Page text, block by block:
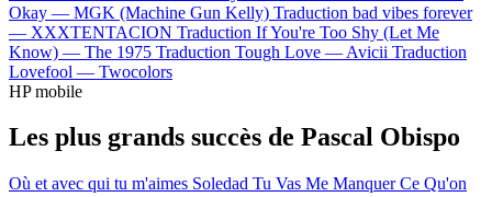
Okay — MGK (Machine Gun Kelly) Traduction bad vibes forever
— XXXTENTACION Traduction If You're Too Shy (Let Me
Know) — The 1975 Traduction Tough Love — Avicii Traduction
Lovefool — Twocolors
HP mobile
Les plus grands succès de Pascal Obispo
Où et avec qui tu m'aimes Soledad Tu Vas Me ManquerCe Qu'on